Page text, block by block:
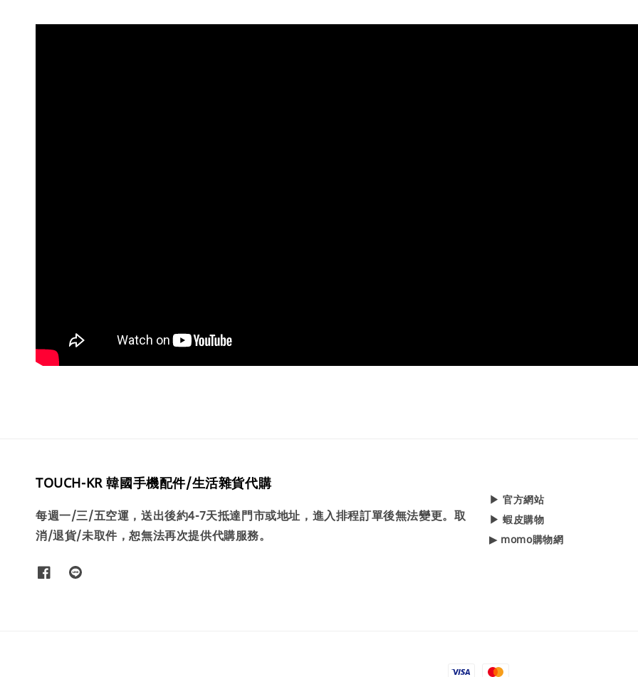
TOUCH-KR 韓國手機配件/生活雜貨代購
每週一/三/五空運，送出後約4-7天抵達門市或地址，進入排程訂單後無法變更。取
消/退貨/未取件，恕無法再次提供代購服務。
▶ 官方網站
▶ 蝦皮購物
▶ momo購物網